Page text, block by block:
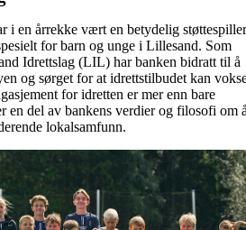
i en årrekke vært en betydelig støttespiller
for barn og unge i Lillesand. Som
Idrettslag (LIL) har banken bidratt til å
og sørget for at idrettstilbudet kan
for idretten er mer enn bare
en del av bankens verdier og filosofi om
lokalsamfunn.